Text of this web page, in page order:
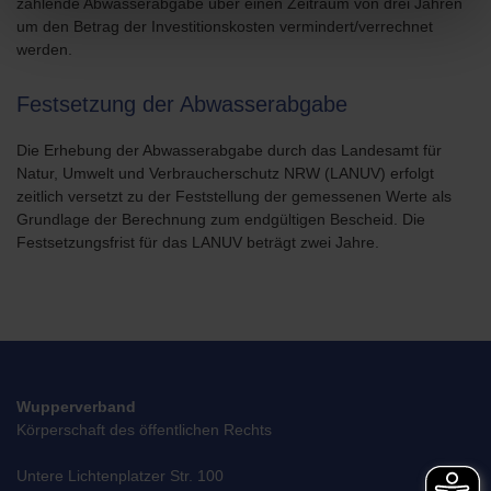
um den Betrag der Investitionskosten vermindert/verrechnet
werden.
Festsetzung der Abwasserabgabe
Die Erhebung der Abwasserabgabe durch das Landesamt für
Natur, Umwelt und Verbraucherschutz NRW (LANUV) erfolgt
zeitlich versetzt zu der Feststellung der gemessenen Werte als
Grundlage der Berechnung zum endgültigen Bescheid. Die
Festsetzungsfrist für das LANUV beträgt zwei Jahre.
Wupperverband
Körperschaft des öffentlichen Rechts
Untere Lichtenplatzer Str. 100